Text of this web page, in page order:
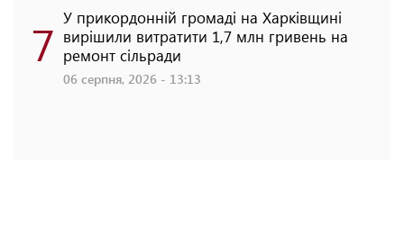
7 У прикордонній громаді на Харківщині
вирішили витратити 1,7 млн гривень на
ремонт сільради
06 серпня, 2026 - 13:13